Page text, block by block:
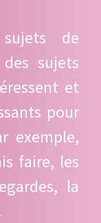
de
sujets
et
pour
exemple,
faire, les
la